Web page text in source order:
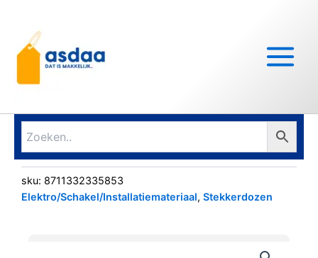
inhoud
sku: 8711332335853
Elektro/Schakel/Installatiemateriaal, Stekkerdozen